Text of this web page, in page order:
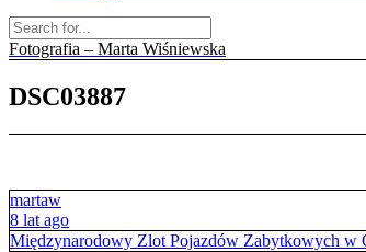
Fotografia – Marta Wiśniewska
DSC03887
martaw
8 lat ago
Międzynarodowy Zlot Pojazdów Zabytkowych w